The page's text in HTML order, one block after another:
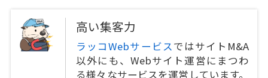
高い集客力
ラッコWebサービス ではサイトM&A
以外にも、Webサイト運営にまつわ
る様々なサービスを運営しています。